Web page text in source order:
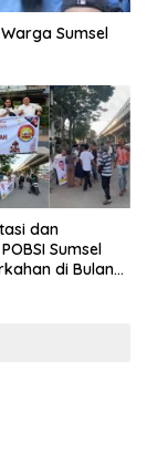
Sumsel
dan
Sumsel
di Bulan